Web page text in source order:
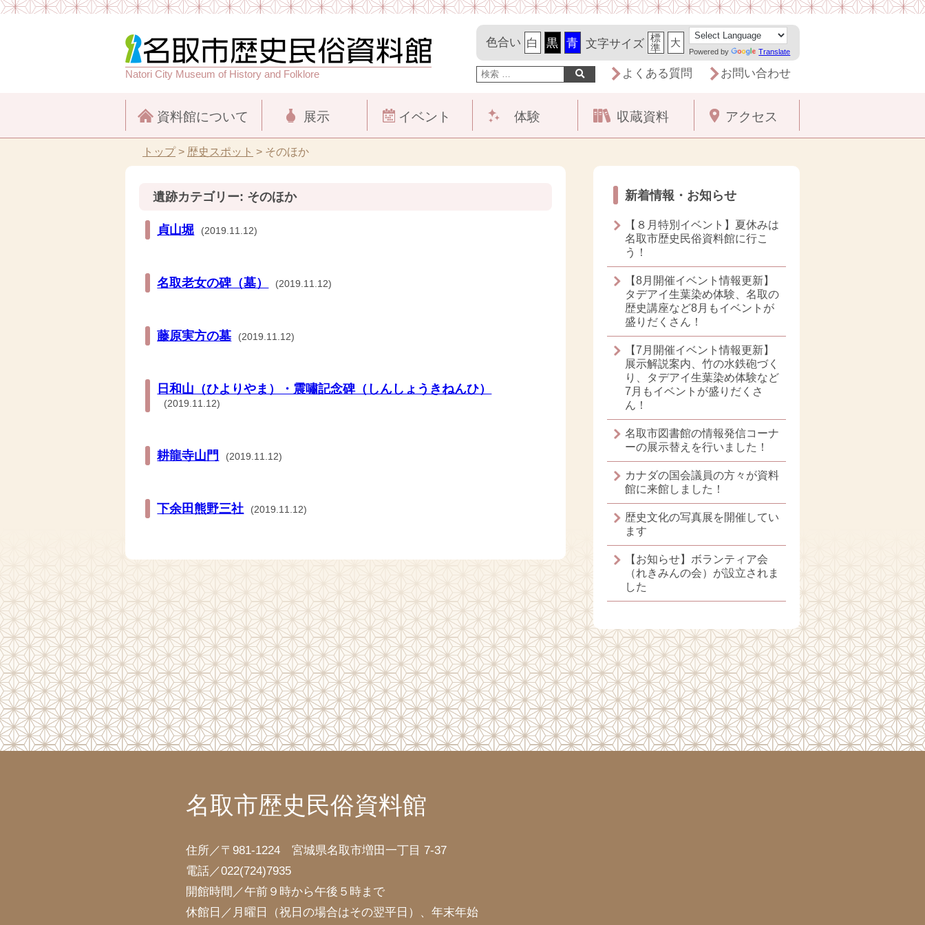
Natori City Museum of History and Folklore
色合い 文字サイズ 標
準
大
Powered by Translate
よくある質問 お問い合わせ
資料館について 展示 イベント 体験 収蔵資料 アクセス
トップ> 歴史スポット > そのほか
遺跡カテゴリー: そのほか
貞山堀 (2019.11.12)
名取老女の碑（墓） (2019.11.12)
藤原実方の墓 (2019.11.12)
日和山（ひよりやま）・震嘯記念碑（しんしょうきねんひ）
(2019.11.12)
耕龍寺山門 (2019.11.12)
下余田熊野三社 (2019.11.12)
新着情報・お知らせ
【８月特別イベント】夏休みは
名取市歴史民俗資料館に行こ
う！
【8月開催イベント情報更新】
タデアイ生葉染め体験、名取の
歴史講座など8月もイベントが
盛りだくさん！
【7月開催イベント情報更新】
展示解説案内、竹の水鉄砲づく
り、タデアイ生葉染め体験など
7月もイベントが盛りだくさ
ん！
名取市図書館の情報発信コーナ
ーの展示替えを行いました！
カナダの国会議員の方々が資料
館に来館しました！
歴史文化の写真展を開催してい
ます
【お知らせ】ボランティア会
（れきみんの会）が設立されま
した
名取市歴史民俗資料館
住所／〒981-1224 宮城県名取市増田一丁目 7-37
電話／022(724)7935
開館時間／午前９時から午後５時まで
休館日／月曜日（祝日の場合はその翌平日）、年末年始